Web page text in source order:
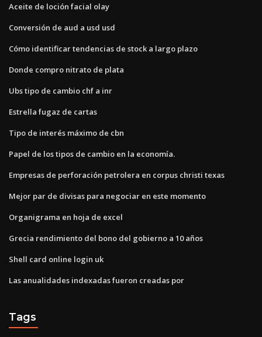
Aceite de loción facial olay
Conversión de aud a usd usd
Cómo identificar tendencias de stock a largo plazo
Donde compro nitrato de plata
Ubs tipo de cambio chf a inr
Estrella fugaz de cartas
Tipo de interés máximo de cbn
Papel de los tipos de cambio en la economía.
Empresas de perforación petrolera en corpus christi texas
Mejor par de divisas para negociar en este momento
Organigrama en hoja de excel
Grecia rendimiento del bono del gobierno a 10 años
Shell card online login uk
Las anualidades indexadas fueron creadas por
Tags